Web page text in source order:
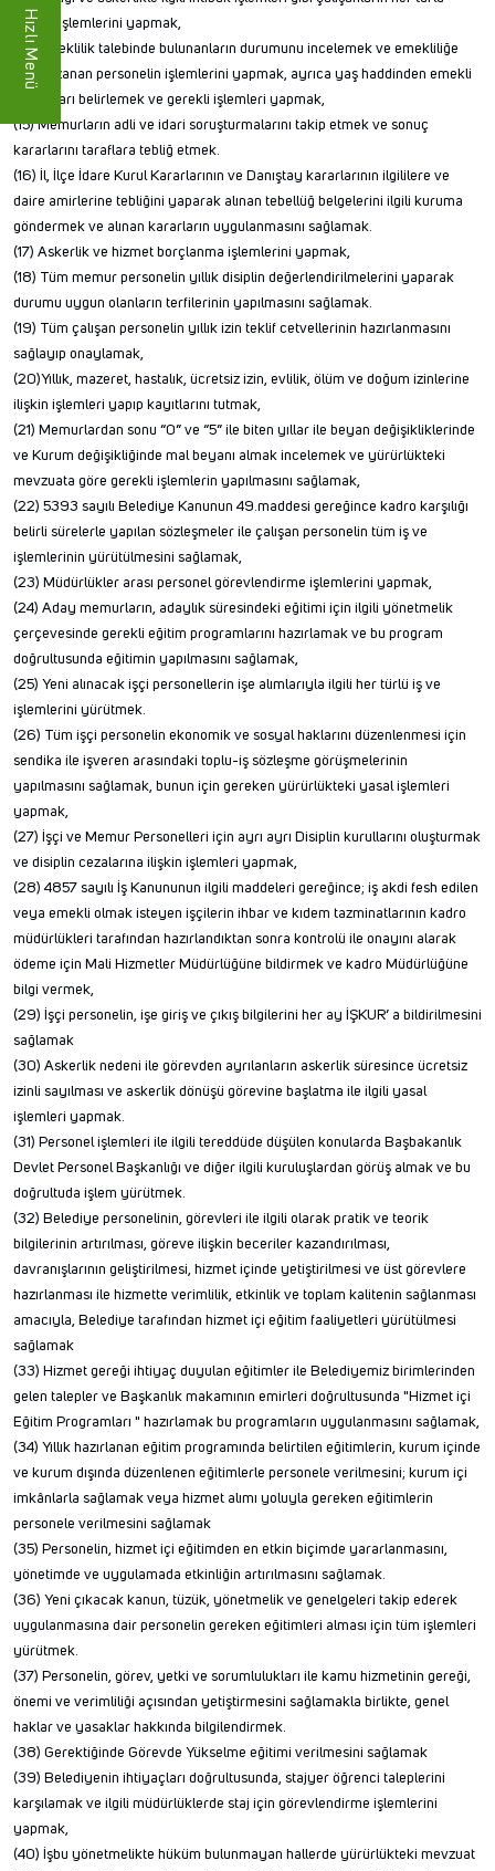
Hızlı Menü
intibak işlemlerini yapmak,
(14) Emeklilik talebinde bulunanların durumunu incelemek ve emekliliğe
hak kazanan personelin işlemlerini yapmak, ayrıca yaş haddinden emekli
olacakları belirlemek ve gerekli işlemleri yapmak,
(15) Memurların adli ve idari soruşturmalarını takip etmek ve sonuç
kararlarını taraflara tebliğ etmek.
(16) İl, İlçe İdare Kurul Kararlarının ve Danıştay kararlarının ilgililere ve
daire amirlerine tebliğini yaparak alınan tebellüğ belgelerini ilgili kuruma
göndermek ve alınan kararların uygulanmasını sağlamak.
(17) Askerlik ve hizmet borçlanma işlemlerini yapmak,
(18) Tüm memur personelin yıllık disiplin değerlendirilmelerini yaparak
durumu uygun olanların terfilerinin yapılmasını sağlamak.
(19) Tüm çalışan personelin yıllık izin teklif cetvellerinin hazırlanmasını
sağlayıp onaylamak,
(20)Yıllık, mazeret, hastalık, ücretsiz izin, evlilik, ölüm ve doğum izinlerine
ilişkin işlemleri yapıp kayıtlarını tutmak,
(21) Memurlardan sonu “0” ve “5” ile biten yıllar ile beyan değişikliklerinde
ve Kurum değişikliğinde mal beyanı almak incelemek ve yürürlükteki
mevzuata göre gerekli işlemlerin yapılmasını sağlamak,
(22) 5393 sayılı Belediye Kanunun 49.maddesi gereğince kadro karşılığı
belirli sürelerle yapılan sözleşmeler ile çalışan personelin tüm iş ve
işlemlerinin yürütülmesini sağlamak,
(23) Müdürlükler arası personel görevlendirme işlemlerini yapmak,
(24) Aday memurların, adaylık süresindeki eğitimi için ilgili yönetmelik
çerçevesinde gerekli eğitim programlarını hazırlamak ve bu program
doğrultusunda eğitimin yapılmasını sağlamak,
(25) Yeni alınacak işçi personellerin işe alımlarıyla ilgili her türlü iş ve
işlemlerini yürütmek.
(26) Tüm işçi personelin ekonomik ve sosyal haklarını düzenlenmesi için
sendika ile işveren arasındaki toplu-iş sözleşme görüşmelerinin
yapılmasını sağlamak, bunun için gereken yürürlükteki yasal işlemleri
yapmak,
(27) İşçi ve Memur Personelleri için ayrı ayrı Disiplin kurullarını oluşturmak
ve disiplin cezalarına ilişkin işlemleri yapmak,
(28) 4857 sayılı İş Kanununun ilgili maddeleri gereğince; iş akdi fesh edilen
veya emekli olmak isteyen işçilerin ihbar ve kıdem tazminatlarının kadro
müdürlükleri tarafından hazırlandıktan sonra kontrolü ile onayını alarak
ödeme için Mali Hizmetler Müdürlüğüne bildirmek ve kadro Müdürlüğüne
bilgi vermek,
(29) İşçi personelin, işe giriş ve çıkış bilgilerini her ay İŞKUR’ a bildirilmesini
sağlamak
(30) Askerlik nedeni ile görevden ayrılanların askerlik süresince ücretsiz
izinli sayılması ve askerlik dönüşü görevine başlatma ile ilgili yasal
işlemleri yapmak.
(31) Personel işlemleri ile ilgili tereddüde düşülen konularda Başbakanlık
Devlet Personel Başkanlığı ve diğer ilgili kuruluşlardan görüş almak ve bu
doğrultuda işlem yürütmek.
(32) Belediye personelinin, görevleri ile ilgili olarak pratik ve teorik
bilgilerinin artırılması, göreve ilişkin beceriler kazandırılması,
davranışlarının geliştirilmesi, hizmet içinde yetiştirilmesi ve üst görevlere
hazırlanması ile hizmette verimlilik, etkinlik ve toplam kalitenin sağlanması
amacıyla, Belediye tarafından hizmet içi eğitim faaliyetleri yürütülmesi
sağlamak
(33) Hizmet gereği ihtiyaç duyulan eğitimler ile Belediyemiz birimlerinden
gelen talepler ve Başkanlık makamının emirleri doğrultusunda "Hizmet içi
Eğitim Programları " hazırlamak bu programların uygulanmasını sağlamak,
(34) Yıllık hazırlanan eğitim programında belirtilen eğitimlerin, kurum içinde
ve kurum dışında düzenlenen eğitimlerle personele verilmesini; kurum içi
imkânlarla sağlamak veya hizmet alımı yoluyla gereken eğitimlerin
personele verilmesini sağlamak
(35) Personelin, hizmet içi eğitimden en etkin biçimde yararlanmasını,
yönetimde ve uygulamada etkinliğin artırılmasını sağlamak.
(36) Yeni çıkacak kanun, tüzük, yönetmelik ve genelgeleri takip ederek
uygulanmasına dair personelin gereken eğitimleri alması için tüm işlemleri
yürütmek.
(37) Personelin, görev, yetki ve sorumlulukları ile kamu hizmetinin gereği,
önemi ve verimliliği açısından yetiştirmesini sağlamakla birlikte, genel
haklar ve yasaklar hakkında bilgilendirmek.
(38) Gerektiğinde Görevde Yükselme eğitimi verilmesini sağlamak
(39) Belediyenin ihtiyaçları doğrultusunda, stajyer öğrenci taleplerini
karşılamak ve ilgili müdürlüklerde staj için görevlendirme işlemlerini
yapmak,
(40) İşbu yönetmelikte hüküm bulunmayan hallerde yürürlükteki mevzuat